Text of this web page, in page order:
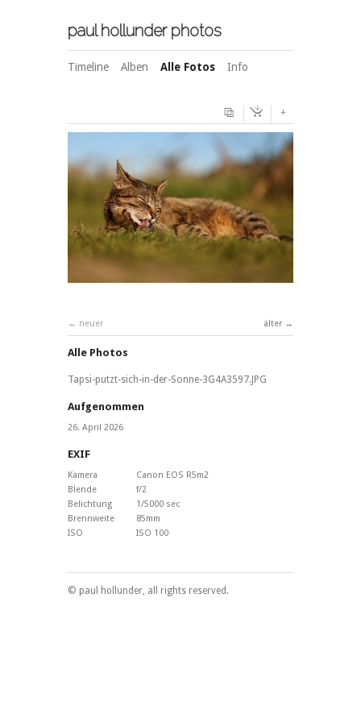
paul hollunder photos
Timeline Alben Alle Fotos Info
+
älter
neuer
Alle Photos
Tapsi-putzt-sich-in-der-Sonne-3G4A3597.JPG
Aufgenommen
26. April 2026
EXIF
Kamera
Canon EOS R5m2
Blende
f/2
Belichtung
1/5000 sec
Brennweite
85mm
ISO
ISO 100
© paul hollunder, all rights reserved.